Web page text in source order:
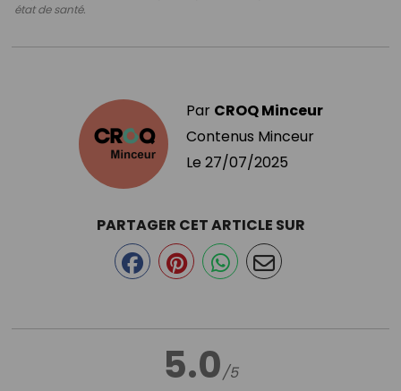
état de santé.
Par CROQ Minceur
Contenus Minceur
Le 27/07/2025
5.0/5
PARTAGER CET ARTICLE SUR